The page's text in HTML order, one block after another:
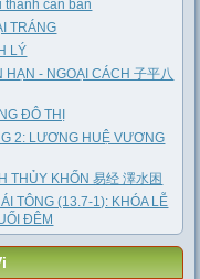
thành căn bản
TRÁNG
LÝ
- NGOẠI CÁCH 子平八
ĐÔ THỊ
2: LƯƠNG HUỆ VƯƠNG
THỦY KHỐN 易经 澤水困
TÔNG (13.7-1): KHÓA LỄ
ĐÊM